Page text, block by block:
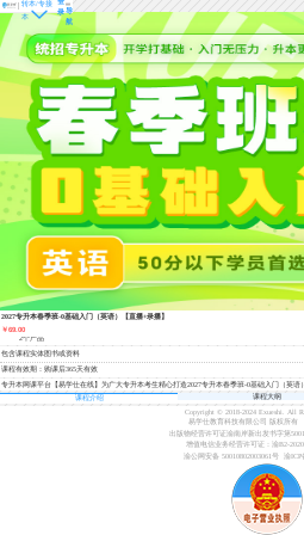
转本/专接
本
登
录导
航
2027专升本春季班-0基础入门（英语）【直播+录播】
￥69.00
2个产品
包含课程实体图书或资料
课程有效期：购课后365天有效
专升本网课平台【易学仕在线】为广大专升本考生精心打造2027专升本春季班-0基础入门（英语
课程介绍
课程大纲
Copyright © 2018-2024 Exueshi. All
易学仕教育科技有限公司 版权所有
出版物经营许可证渝南岸新出发书字第
增值电信业务经营许可证：渝B2-
渝公网安备 50010802003061号
渝ICP